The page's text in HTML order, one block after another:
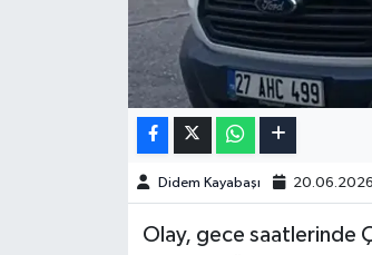
Didem Kayabaşı
Olay, gece saatlerinde